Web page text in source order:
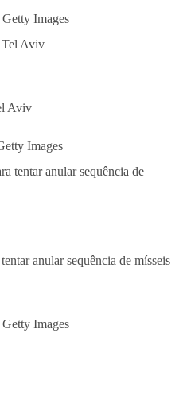
Images
Aviv
Images
anular sequência de mísseis
Images